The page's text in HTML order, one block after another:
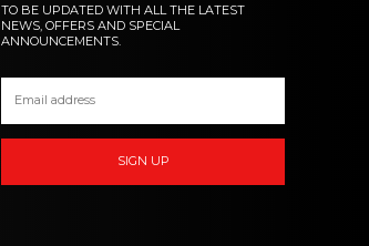
TO BE UPDATED WITH ALL THE LATEST
NEWS, OFFERS AND SPECIAL
ANNOUNCEMENTS.
SIGN UP